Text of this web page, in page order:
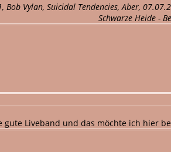
Vylan, Suicidal Tendencies, Aber,
Schwarze Heide -
gute Liveband und das möchte ich hier